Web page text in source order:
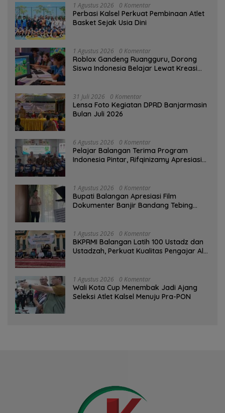
1 Agustus 2026 0 Komentar
Perbasi Kalsel Perkuat Pembinaan Atlet
Basket Sejak Usia Dini
1 Agustus 2026 0 Komentar
Roblox Gandeng Ruangguru, Dorong
Siswa Indonesia Belajar Lewat Kreasi
31 Juli 2026 0 Komentar
Lensa Foto Kegiatan DPRD Banjarmasin
Bulan Juli 2026
6 Agustus 2026 0 Komentar
Pelajar Balangan Terima Program
Indonesia Pintar, Rifqinizamy Apresiasi
1 Agustus 2026 0 Komentar
Bupati Balangan Apresiasi Film
Dokumenter Banjir Bandang Tebing
1 Agustus 2026 0 Komentar
BKPRMI Balangan Latih 100 Ustadz dan
Ustadzah, Perkuat Kualitas Pengajar Al-
1 Agustus 2026 0 Komentar
Wali Kota Cup Menembak Jadi Ajang
Seleksi Atlet Kalsel Menuju Pra-PON